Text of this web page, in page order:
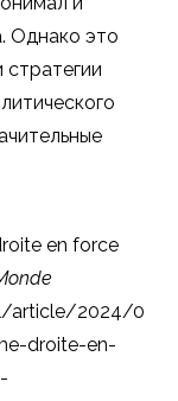
Однако это
en force
article/2024/0
droite-en-